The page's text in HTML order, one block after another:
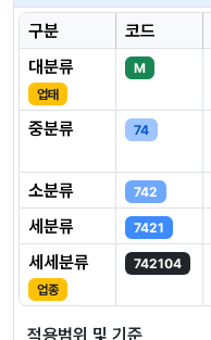
구분 코드
대분류
업태
M
중분류 74
소분류
742
세분류
7421
세세분류
업종
742104
적용범위 및 기준